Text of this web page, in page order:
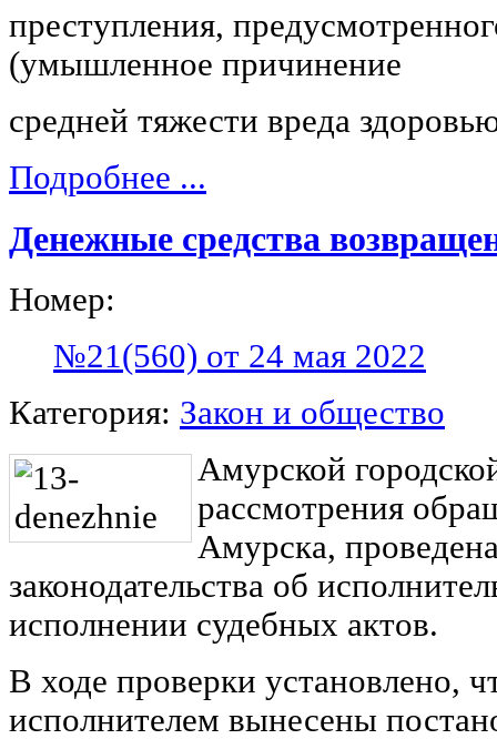
преступления,
(умышленное причинение
средней тяжести вреда
Подробнее ...
Денежные средства
Номер:
№21(560) от 24 мая 2022
Категория: Закон и общество
Амурской
рассмотрения
Амурска,
законодательства об
исполнении судебных актов.
В ходе проверки установлено,
исполнителем вынесены